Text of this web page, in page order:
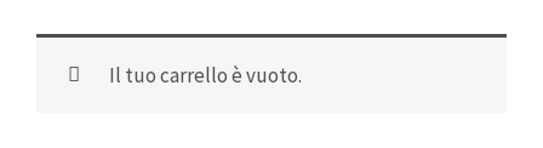
Il tuo carrello è vuoto.